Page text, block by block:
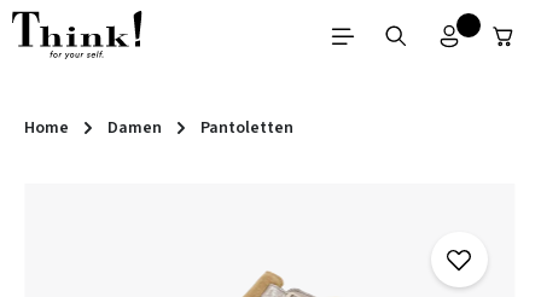
Zum Hauptinhalt springen
Home Damen Pantoletten